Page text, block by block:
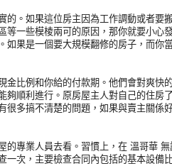
的。如果這位房主因為工作調動或者要
一些模棱兩可的原因，那你就要小心
果是一個要大規模翻修的房子，而你
金比例和你給的付款期。他們會對爽快
順利進行。原房屋主人對自己的住房
多搞不清楚的問題，如果與賣主關係
專業人員去看。習慣上，在 溫哥華
次，主要檢查合同內包括的基本設備